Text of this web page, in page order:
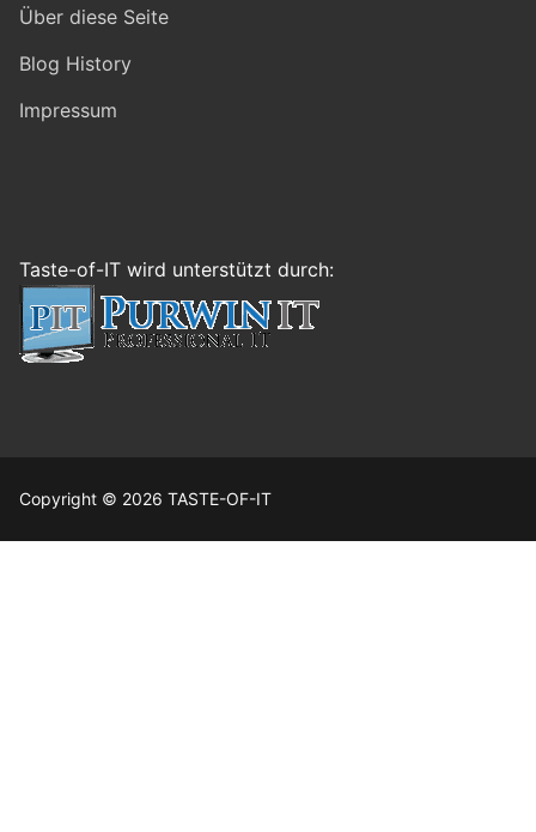
Über diese Seite
Blog History
Impressum
Taste-of-IT wird unterstützt durch:
Copyright © 2026 TASTE-OF-IT